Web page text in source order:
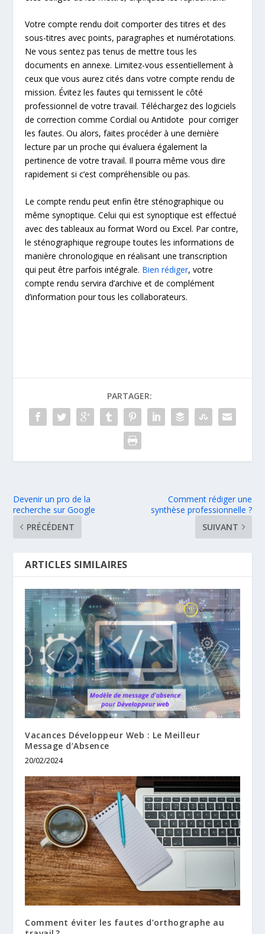
Votre compte rendu doit comporter des titres et des
sous-titres avec points, paragraphes et numérotations.
Ne vous sentez pas tenus de mettre tous les
documents en annexe. Limitez-vous essentiellement à
ceux que vous aurez cités dans votre compte rendu de
mission. Évitez les fautes qui ternissent le côté
professionnel de votre travail. Téléchargez des logiciels
de correction comme Cordial ou Antidote pour corriger
les fautes. Ou alors, faites procéder à une dernière
lecture par un proche qui évaluera également la
pertinence de votre travail. Il pourra même vous dire
rapidement si c’est compréhensible ou pas.
Le compte rendu peut enfin être sténographique ou
même synoptique. Celui qui est synoptique est effectué
avec des tableaux au format Word ou Excel. Par contre,
le sténographique regroupe toutes les informations de
manière chronologique en réalisant une transcription
qui peut être parfois intégrale. Bien rédiger, votre
compte rendu servira d’archive et de complément
d’information pour tous les collaborateurs.
PARTAGER:
Devenir un pro de la
recherche sur Google
PRÉCÉDENT
Comment rédiger une
synthèse professionnelle ?
SUIVANT
ARTICLES SIMILAIRES
Vacances Développeur Web : Le Meilleur
Message d’Absence
20/02/2024
Comment éviter les fautes d’orthographe au